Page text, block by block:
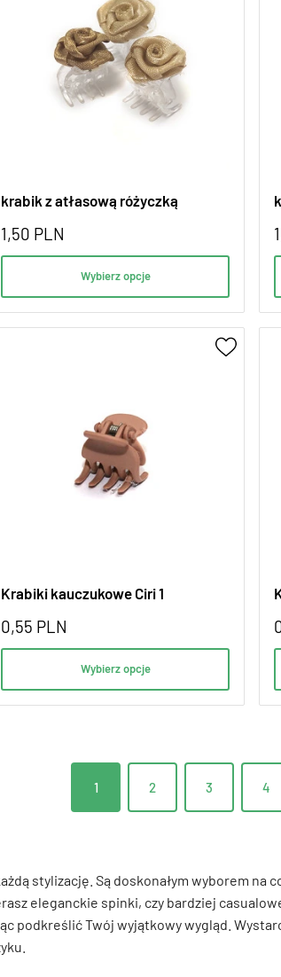
krabik z atłasową różyczką
1,50 PLN
Wybierz opcje
Krabiki kauczukowe Ciri 1
0,55 PLN
Wybierz opcje
1 2 3 4
stylizację. Są doskonałym wyborem na
eleganckie spinki, czy bardziej
podkreślić Twój wyjątkowy wygląd.